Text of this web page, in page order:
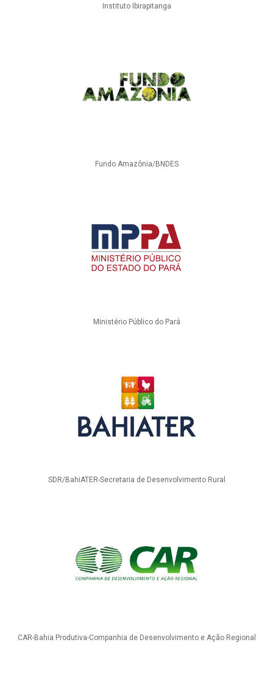
Instituto Ibirapitanga
Fundo Amazônia/BNDES
Ministério Público do Pará
SDR/BahiATER-Secretaria de Desenvolvimento Rural
CAR-Bahia Produtiva-Companhia de Desenvolvimento e Ação Regional